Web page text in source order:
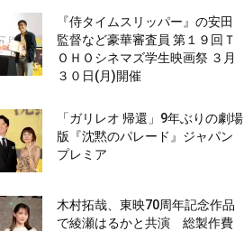
『侍タイムスリッパー』の安田
監督など豪華審査員 第１９回Ｔ
ＯＨＯシネマズ学生映画祭 ３月
３０日(月)開催
「ガリレオ 帰還」9年ぶりの劇場
版『沈黙のパレード』ジャパン
プレミア
木村拓哉、東映70周年記念作品
で綾瀬はるかと共演 総製作費